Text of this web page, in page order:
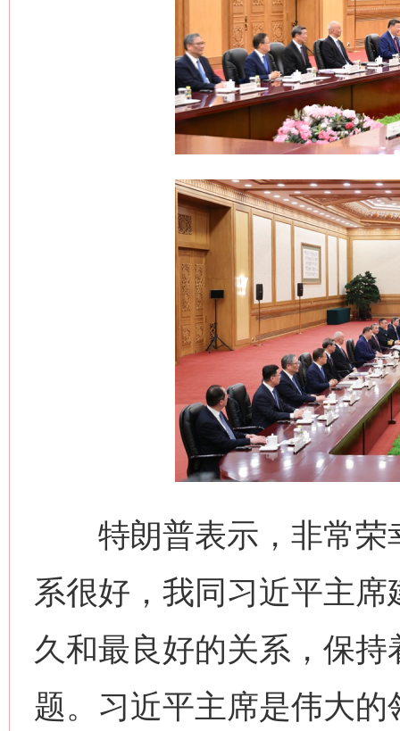
特朗普表示，非常荣
系很好，我同习近平主
久和最良好的关系，保
题。习近平主席是伟大